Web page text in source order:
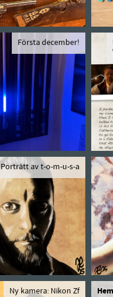
Första december!
Porträtt av t-o-m-u-s-a
Ny kamera: Nikon Zf